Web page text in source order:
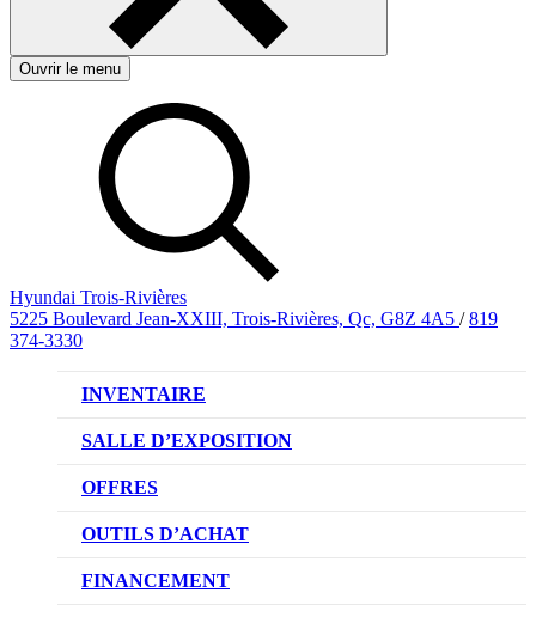
Ouvrir le menu
Hyundai Trois-Rivières
5225 Boulevard Jean-XXIII, Trois-Rivières, Qc, G8Z 4A5 / 819
374-3330
INVENTAIRE
VÉHICULES NEUFS
VÉHICULES D’OCCASION
SALLE D’EXPOSITION
OFFRES
OFFRE DE VÉHICULES NEUFS
OFFRES DU CONCESSIONNAIRE
OUTILS D’ACHAT
CL!QUEZ ET ACHETEZ HYUNDAI
FINANCEMENT